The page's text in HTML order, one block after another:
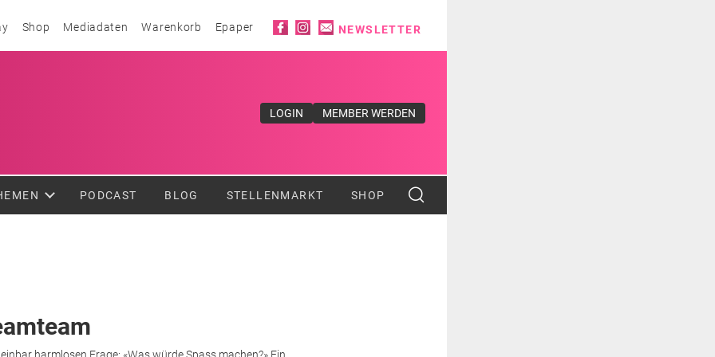
Shop Mediadaten Warenkorb Epaper Social iconsNEWSLETTER
LOGIN MEMBER WERDEN
PODCAST BLOG STELLENMARKT SHOP